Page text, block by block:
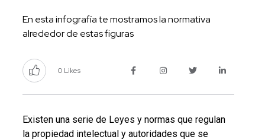
En esta infografía te mostramos la normativa
alrededor de estas figuras
0 Likes
Existen una serie de Leyes y normas que regulan
la propiedad intelectual y autoridades que se